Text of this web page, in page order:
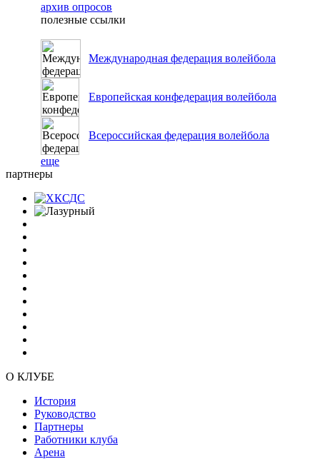
архив опросов
полезные ссылки
Международная федерация волейбола
Европейская конфедерация волейбола
Всероссийская федерация волейбола
еще
партнеры
О КЛУБЕ
История
Руководство
Партнеры
Работники клуба
Арена